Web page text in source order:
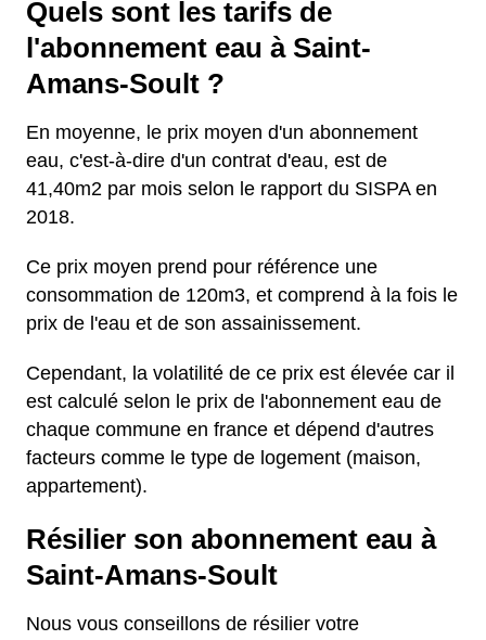
Quels sont les tarifs de
l'abonnement eau à Saint-
Amans-Soult ?
En moyenne, le prix moyen d'un abonnement
eau, c'est-à-dire d'un contrat d'eau, est de
41,40m2 par mois selon le rapport du SISPA en
2018.
Ce prix moyen prend pour référence une
consommation de 120m3, et comprend à la fois le
prix de l'eau et de son assainissement.
Cependant, la volatilité de ce prix est élevée car il
est calculé selon le prix de l'abonnement eau de
chaque commune en france et dépend d'autres
facteurs comme le type de logement (maison,
appartement).
Résilier son abonnement eau à
Saint-Amans-Soult
Nous vous conseillons de résilier votre